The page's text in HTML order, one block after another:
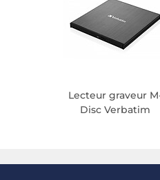
Lecteur graveur
Disc Verbatim